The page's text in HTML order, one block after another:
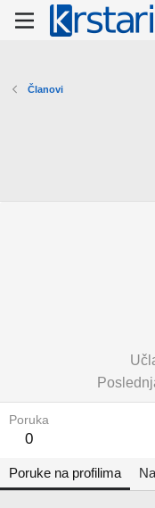
Članovi
Poruka
0
Poruke na profilima